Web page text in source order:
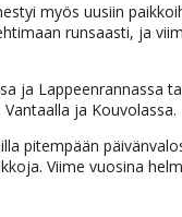
myös uusiin
runsaasti, ja
ja Lappeenrannassa
ja Kouvolassa.
pitempään
Viime vuosina